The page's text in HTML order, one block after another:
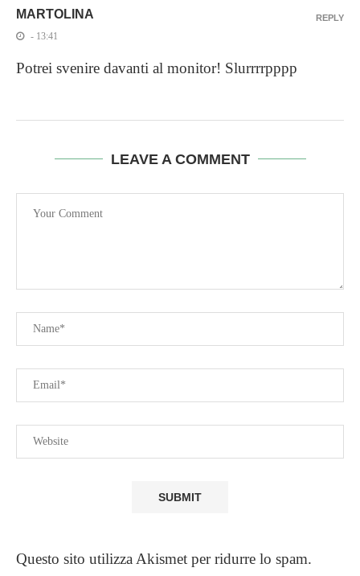
MARTOLINA
- 13:41
Potrei svenire davanti al monitor! Slurrrrpppp
REPLY
LEAVE A COMMENT
Questo sito utilizza Akismet per ridurre lo spam.